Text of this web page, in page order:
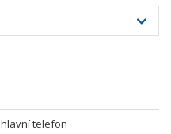
hlavní telefon